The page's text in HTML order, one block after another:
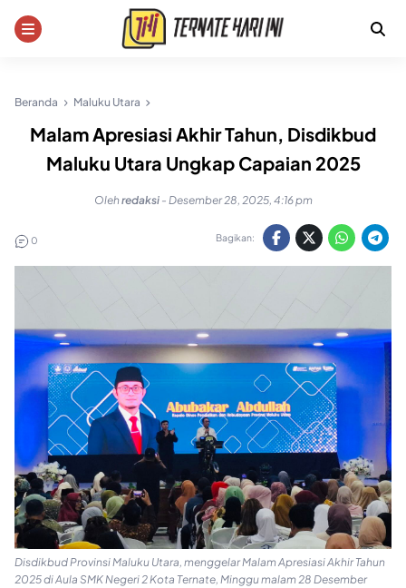
Beranda Maluku Utara
Malam Apresiasi Akhir Tahun, Disdikbud
Maluku Utara Ungkap Capaian 2025
Olehredaksi - Desember 28, 2025, 4:16 pm
0 Bagikan:
Disdikbud Provinsi Maluku Utara, menggelar Malam Apresiasi Akhir Tahun
2025 di Aula SMK Negeri 2 Kota Ternate, Minggu malam 28 Desember